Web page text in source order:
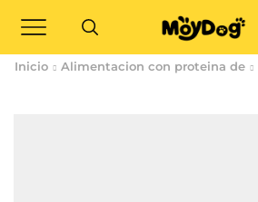
Inicio Alimentacion con proteina de